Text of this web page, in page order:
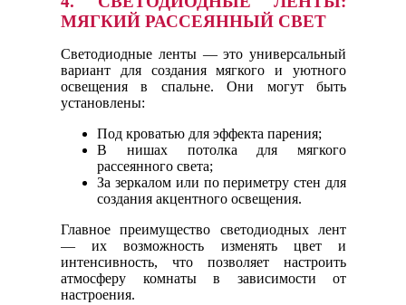
МЯГКИЙ РАССЕЯННЫЙ СВЕТ
Светодиодные ленты — это универсальный
вариант для создания мягкого и уютного
освещения в спальне. Они могут быть
установлены:
Под кроватью для эффекта парения;
В нишах потолка для мягкого
рассеянного света;
За зеркалом или по периметру стен для
создания акцентного освещения.
Главное преимущество светодиодных лент
— их возможность изменять цвет и
интенсивность, что позволяет настроить
атмосферу комнаты в зависимости от
настроения.